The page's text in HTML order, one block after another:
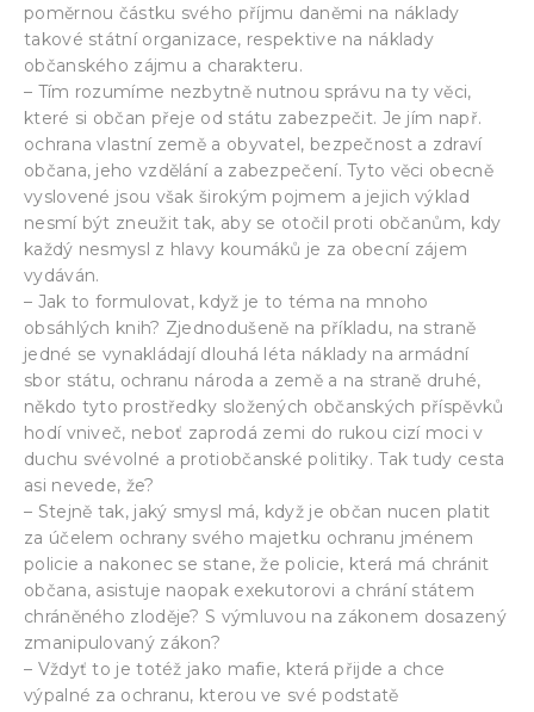
poměrnou částku svého příjmu daněmi na náklady
takové státní organizace, respektive na náklady
občanského zájmu a charakteru.
– Tím rozumíme nezbytně nutnou správu na ty věci,
které si občan přeje od státu zabezpečit. Je jím např.
ochrana vlastní země a obyvatel, bezpečnost a zdraví
občana, jeho vzdělání a zabezpečení. Tyto věci obecně
vyslovené jsou však širokým pojmem a jejich výklad
nesmí být zneužit tak, aby se otočil proti občanům, kdy
každý nesmysl z hlavy koumáků je za obecní zájem
vydáván.
– Jak to formulovat, když je to téma na mnoho
obsáhlých knih? Zjednodušeně na příkladu, na straně
jedné se vynakládají dlouhá léta náklady na armádní
sbor státu, ochranu národa a země a na straně druhé,
někdo tyto prostředky složených občanských příspěvků
hodí vniveč, neboť zaprodá zemi do rukou cizí moci v
duchu svévolné a protiobčanské politiky. Tak tudy cesta
asi nevede, že?
– Stejně tak, jaký smysl má, když je občan nucen platit
za účelem ochrany svého majetku ochranu jménem
policie a nakonec se stane, že policie, která má chránit
občana, asistuje naopak exekutorovi a chrání státem
chráněného zloděje? S výmluvou na zákonem dosazený
zmanipulovaný zákon?
– Vždyť to je totéž jako mafie, která přijde a chce
výpalné za ochranu, kterou ve své podstatě